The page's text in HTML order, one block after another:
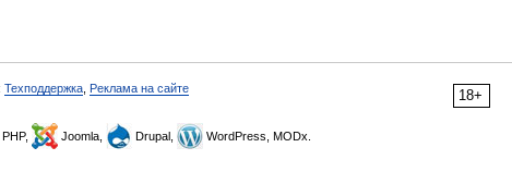
18+
Техподдержка Реклама на сайте
Joomla, Drupal, WordPress, MODx.